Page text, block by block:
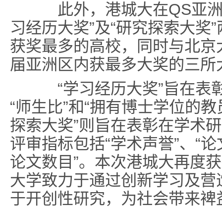
此外，港城大在QS亚洲
习经历大奖”及“研究探索大奖
获奖最多的高校，同时与北
届亚洲区内获最多大奖的三所
“学习经历大奖”旨在表
“师生比”和“拥有博士学位的
探索大奖”则旨在表彰在学术
评审指标包括“学术声誉”、“
论文数目”。本次港城大再度
大学致力于通过创新学习及
于开创性研究，为社会带来